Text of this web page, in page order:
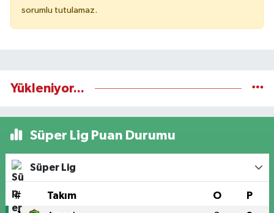
sorumlu tutulamaz.
Yükleniyor...
Süper Lig Puan Durumu
Süper Lig
# Takım O P